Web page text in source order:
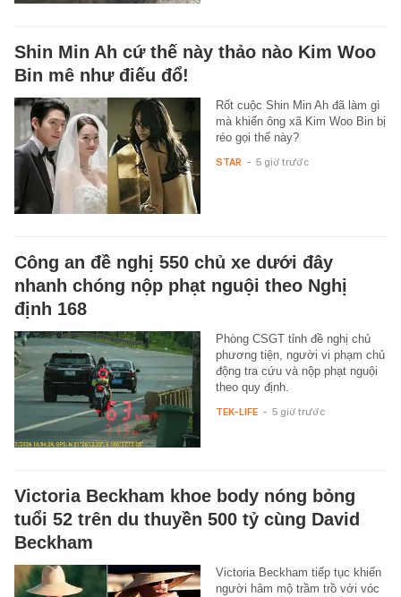
Shin Min Ah cứ thế này thảo nào Kim Woo
Bin mê như điếu đổ!
Rốt cuộc Shin Min Ah đã làm gì
mà khiến ông xã Kim Woo Bin bị
réo gọi thế này?
STAR - 5 giờ trước
Công an đề nghị 550 chủ xe dưới đây
nhanh chóng nộp phạt nguội theo Nghị
định 168
Phòng CSGT tỉnh đề nghị chủ
phương tiện, người vi phạm chủ
động tra cứu và nộp phạt nguội
theo quy định.
TEK-LIFE - 5 giờ trước
Victoria Beckham khoe body nóng bỏng
tuổi 52 trên du thuyền 500 tỷ cùng David
Beckham
Victoria Beckham tiếp tục khiến
người hâm mộ trầm trồ với vóc